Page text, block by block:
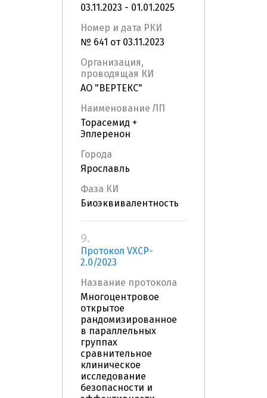
03.11.2023 - 01.01.2025
Номер и дата РКИ
№ 641 от 03.11.2023
Организация,
проводящая КИ
АО "ВЕРТЕКС"
Наименование ЛП
Торасемид +
Эплеренон
Города
Ярославль
Фаза КИ
Биоэквивалентность
9.
Протокол VXCP-
2.0/2023
Название протокола
Многоцентровое
открытое
рандомизированное
в параллельных
группах
сравнительное
клиническое
исследование
безопасности и